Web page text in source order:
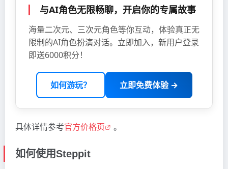
与AI角色无限畅聊，开启你的专属故事
海量二次元、三次元角色等你互动，体验真正无
限制的AI角色扮演对话。立即加入，新用户登录
即送6000积分！
如何游玩？ 立即免费体验 →
具体详情参考官方价格页 。
如何使用Steppit